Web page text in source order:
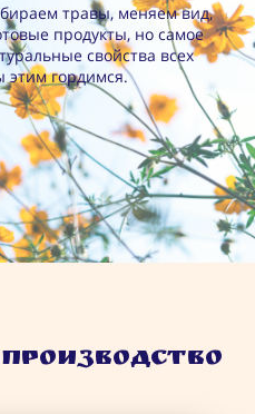
травы, меняем вид,
продукты, но самое
свойства всех
гордимся.